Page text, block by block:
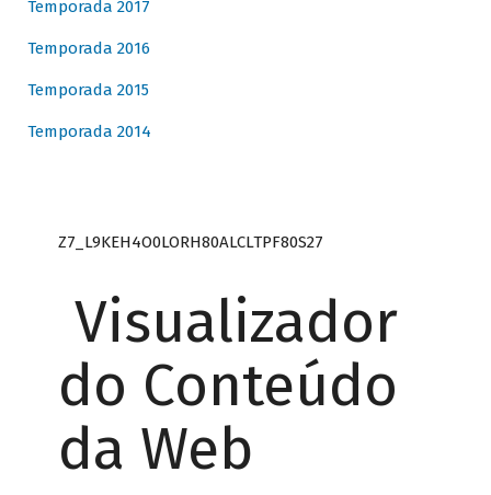
Temporada 2017
Temporada 2016
Temporada 2015
Temporada 2014
Z7_L9KEH4O0LORH80ALCLTPF80S27
Visualizador
do Conteúdo
da Web